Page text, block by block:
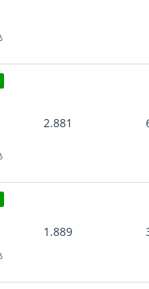
2.881
1.889